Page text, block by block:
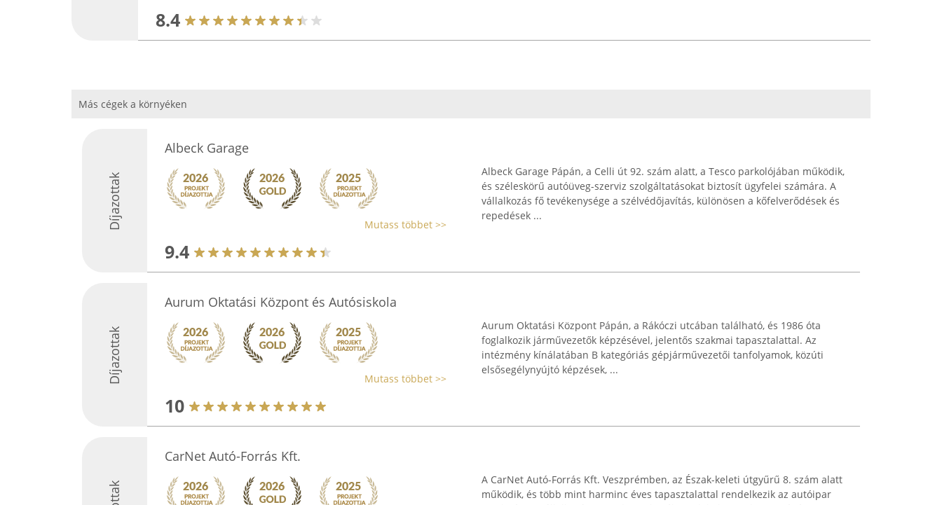
8.4
Más cégek a környéken
Díjazottak
Albeck Garage
Mutass többet >>
9.4
Albeck Garage Pápán, a Celli út 92. szám alatt, a Tesco parkolójában működik,
és széleskörű autóüveg-szerviz szolgáltatásokat biztosít ügyfelei számára. A
vállalkozás fő tevékenysége a szélvédőjavítás, különösen a kőfelverődések és
repedések ...
Díjazottak
Aurum Oktatási Központ és Autósiskola
Mutass többet >>
10
Aurum Oktatási Központ Pápán, a Rákóczi utcában található, és 1986 óta
foglalkozik járművezetők képzésével, jelentős szakmai tapasztalattal. Az
intézmény kínálatában B kategóriás gépjárművezetői tanfolyamok, közúti
elsősegélynyújtó képzések, ...
CarNet Autó-Forrás Kft.
A CarNet Autó-Forrás Kft. Veszprémben, az Észak-keleti útgyűrű 8. szám alatt
működik, és több mint harminc éves tapasztalattal rendelkezik az autóipar